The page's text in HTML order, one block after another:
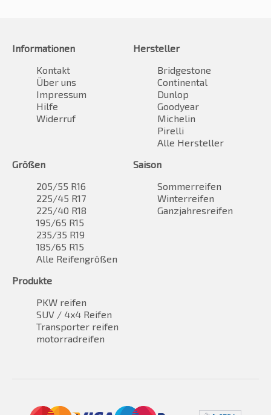
Informationen
Kontakt
Über uns
Impressum
Hilfe
Widerruf
Hersteller
Bridgestone
Continental
Dunlop
Goodyear
Michelin
Pirelli
Alle Hersteller
Größen
205/55 R16
225/45 R17
225/40 R18
195/65 R15
235/35 R19
185/65 R15
Alle Reifengrößen
Saison
Sommerreifen
Winterreifen
Ganzjahresreifen
Produkte
PKW reifen
SUV / 4x4 Reifen
Transporter reifen
motorradreifen